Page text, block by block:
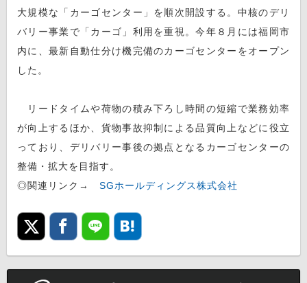
大規模な「カーゴセンター」を順次開設する。中核のデリ
バリー事業で「カーゴ」利用を重視。今年８月には福岡市
内に、最新自動仕分け機完備のカーゴセンターをオープン
した。
リードタイムや荷物の積み下ろし時間の短縮で業務効率
が向上するほか、貨物事故抑制による品質向上などに役立
っており、デリバリー事後の拠点となるカーゴセンターの
整備・拡大を目指す。
◎関連リンク→ SGホールディングス株式会社